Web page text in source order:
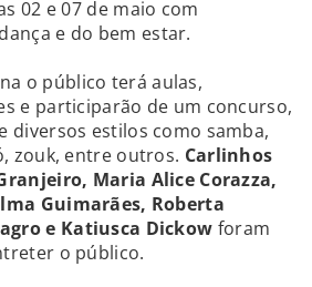
02 e 07 de maio com
e do bem estar.
o público terá aulas,
e participarão de um concurso,
diversos estilos como samba,
zouk, entre outros. Carlinhos
Maria Alice Corazza,
Guimarães, Roberta
e Katiusca Dickow foram
o público.